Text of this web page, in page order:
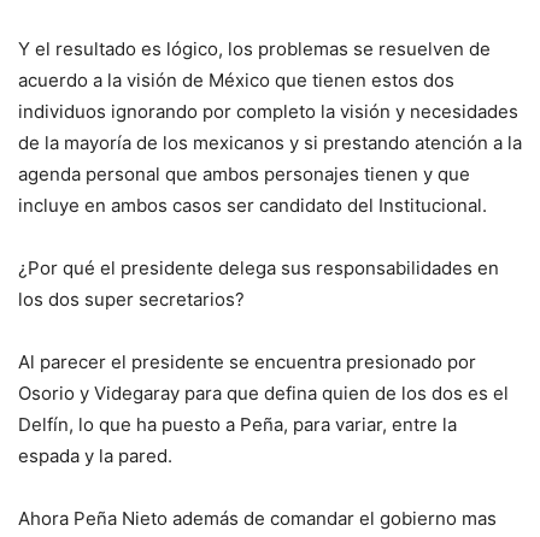
Y el resultado es lógico, los problemas se resuelven de
acuerdo a la visión de México que tienen estos dos
individuos ignorando por completo la visión y necesidades
de la mayoría de los mexicanos y si prestando atención a la
agenda personal que ambos personajes tienen y que
incluye en ambos casos ser candidato del Institucional.
¿Por qué el presidente delega sus responsabilidades en
los dos super secretarios?
Al parecer el presidente se encuentra presionado por
Osorio y Videgaray para que defina quien de los dos es el
Delfín, lo que ha puesto a Peña, para variar, entre la
espada y la pared.
Ahora Peña Nieto además de comandar el gobierno mas